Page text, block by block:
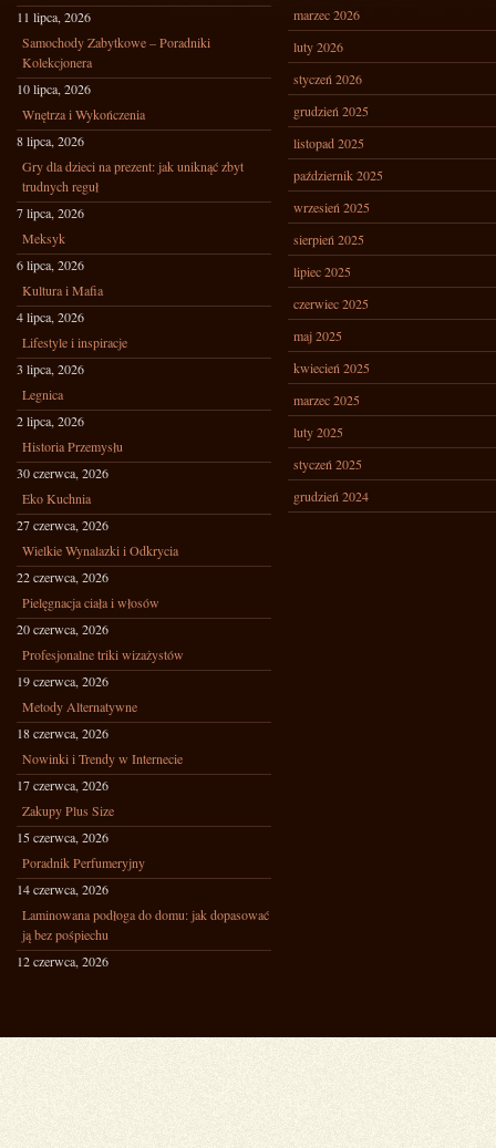
11 lipca, 2026
Samochody Zabytkowe – Poradniki
Kolekcjonera
10 lipca, 2026
Wnętrza i Wykończenia
8 lipca, 2026
Gry dla dzieci na prezent: jak uniknąć zbyt
trudnych reguł
7 lipca, 2026
Meksyk
6 lipca, 2026
Kultura i Mafia
4 lipca, 2026
Lifestyle i inspiracje
3 lipca, 2026
Legnica
2 lipca, 2026
Historia Przemysłu
30 czerwca, 2026
Eko Kuchnia
27 czerwca, 2026
Wielkie Wynalazki i Odkrycia
22 czerwca, 2026
Pielęgnacja ciała i włosów
20 czerwca, 2026
Profesjonalne triki wizażystów
19 czerwca, 2026
Metody Alternatywne
18 czerwca, 2026
Nowinki i Trendy w Internecie
17 czerwca, 2026
Zakupy Plus Size
15 czerwca, 2026
Poradnik Perfumeryjny
14 czerwca, 2026
Laminowana podłoga do domu: jak dopasować
ją bez pośpiechu
12 czerwca, 2026
marzec 2026
luty 2026
styczeń 2026
grudzień 2025
listopad 2025
październik 2025
wrzesień 2025
sierpień 2025
lipiec 2025
czerwiec 2025
maj 2025
kwiecień 2025
marzec 2025
luty 2025
styczeń 2025
grudzień 2024